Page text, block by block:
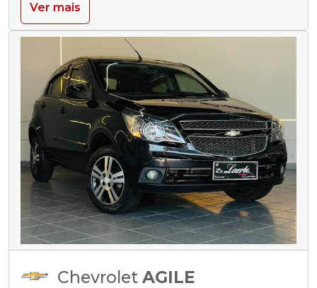
Ver mais
Chevrolet AGILE